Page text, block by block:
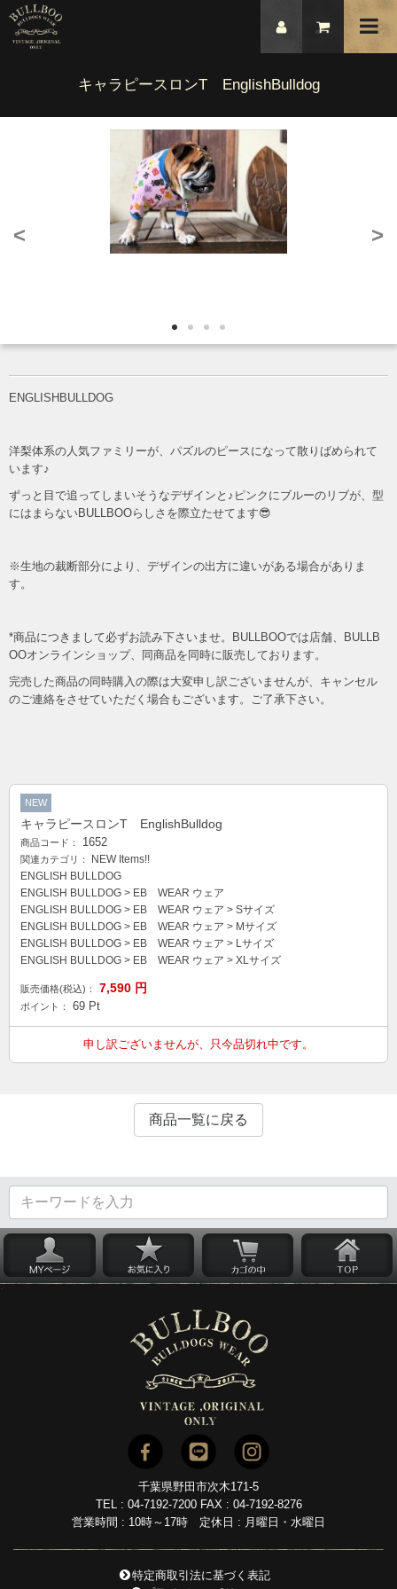
キャラピースロンT EnglishBulldog
< >
ENGLISHBULLDOG
洋梨体系の人気ファミリーが、パズルのピースになって散りばめられて
います♪
ずっと目で追ってしまいそうなデザインと♪ピンクにブルーのリブが、型
にはまらないBULLBOOらしさを際立たせてます😎
※生地の裁断部分により、デザインの出方に違いがある場合がありま
す。
*商品につきまして必ずお読み下さいませ。BULLBOOでは店舗、BULLB
OOオンラインショップ、同商品を同時に販売しております。
完売した商品の同時購入の際は大変申し訳ございませんが、キャンセル
のご連絡をさせていただく場合もございます。ご了承下さい。
NEW
キャラピースロンT EnglishBulldog
商品コード： 1652
関連カテゴリ：
NEW Items!!
ENGLISH BULLDOG
ENGLISH BULLDOG > EB WEAR ウェア
ENGLISH BULLDOG > EB WEAR ウェア > Sサイズ
ENGLISH BULLDOG > EB WEAR ウェア > Mサイズ
ENGLISH BULLDOG > EB WEAR ウェア > Lサイズ
ENGLISH BULLDOG > EB WEAR ウェア > XLサイズ
販売価格(税込)： 7,590 円
ポイント： 69 Pt
申し訳ございませんが、只今品切れ中です。
商品一覧に戻る
千葉県野田市次木171-5
TEL : 04-7192-7200 FAX : 04-7192-8276
営業時間 : 10時～17時 定休日 : 月曜日・水曜日
特定商取引法に基づく表記